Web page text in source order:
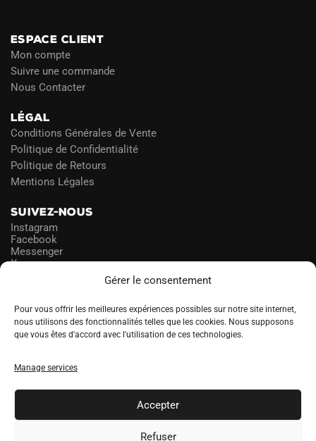
Gérer le consentement
Pour vous offrir les meilleures expériences possibles sur notre site internet,
nous utilisons des fonctionnalités telles que les cookies. Nous supposons
que vous êtes d'accord avec l'utilisation de ces technologies.
Manage services
Accepter
Refuser
ESPACE CLIENT
Mon compte
Suivre une commande
Nous Contacter
LÉGAL
Conditions Générales de Vente
Politique de Confidentialité
Politique de Retours
Mentions Légales
SUIVEZ-NOUS
Instagram
Facebook
Messenger
X
LANGUE